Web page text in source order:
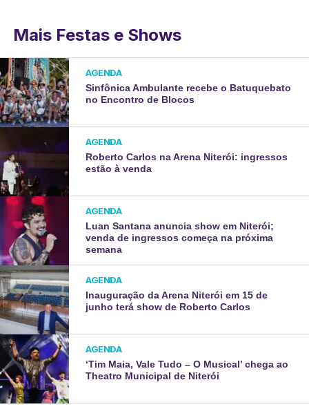
Mais Festas e Shows
AGENDA
Sinfônica Ambulante recebe o Batuquebato
no Encontro de Blocos
AGENDA
Roberto Carlos na Arena Niterói: ingressos
estão à venda
AGENDA
Luan Santana anuncia show em Niterói;
venda de ingressos começa na próxima
semana
AGENDA
Inauguração da Arena Niterói em 15 de
junho terá show de Roberto Carlos
AGENDA
‘Tim Maia, Vale Tudo – O Musical’ chega ao
Theatro Municipal de Niterói